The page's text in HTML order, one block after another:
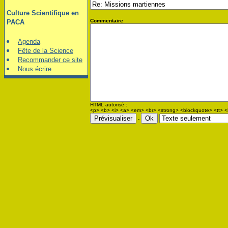
Culture Scientifique en
PACA
Agenda
Fête de la Science
Recommander ce site
Nous écrire
Commentaire
HTML autorisé :
<p> <b> <i> <a> <em> <br> <strong> <blockquote> <tt>
-